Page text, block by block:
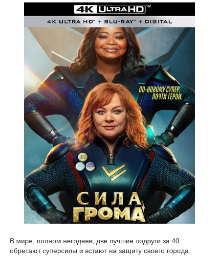
В мире, полном негодяев, две лучшие подруги за 40
обретают суперсилы и встают на защиту своего города.